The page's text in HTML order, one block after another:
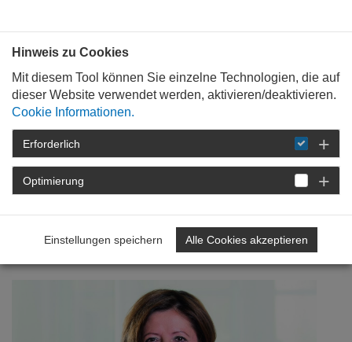
STARTSEITE
DETAIL
70 Jahre AKRP
Hinweis zu Cookies
Mit diesem Tool können Sie einzelne Technologien, die auf
dieser Website verwendet werden, aktivieren/deaktivieren.
Cookie Informationen.
Erforderlich
Optimierung
Einstellungen speichern Alle Cookies akzeptieren